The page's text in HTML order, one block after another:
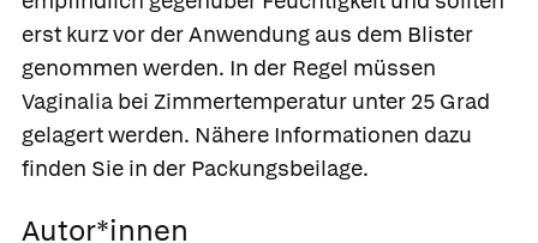
erst kurz vor der Anwendung aus dem Blister
genommen werden. In der Regel müssen
Vaginalia bei Zimmertemperatur unter 25 Grad
gelagert werden. Nähere Informationen dazu
finden Sie in der Packungsbeilage.
Autor*innen